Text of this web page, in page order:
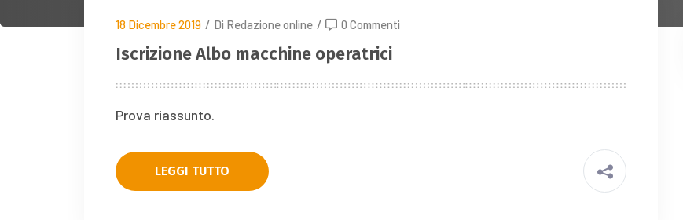
18 Dicembre 2019 / Di Redazione online / 0 Commenti
Iscrizione Albo macchine operatrici
Prova riassunto.
LEGGI TUTTO